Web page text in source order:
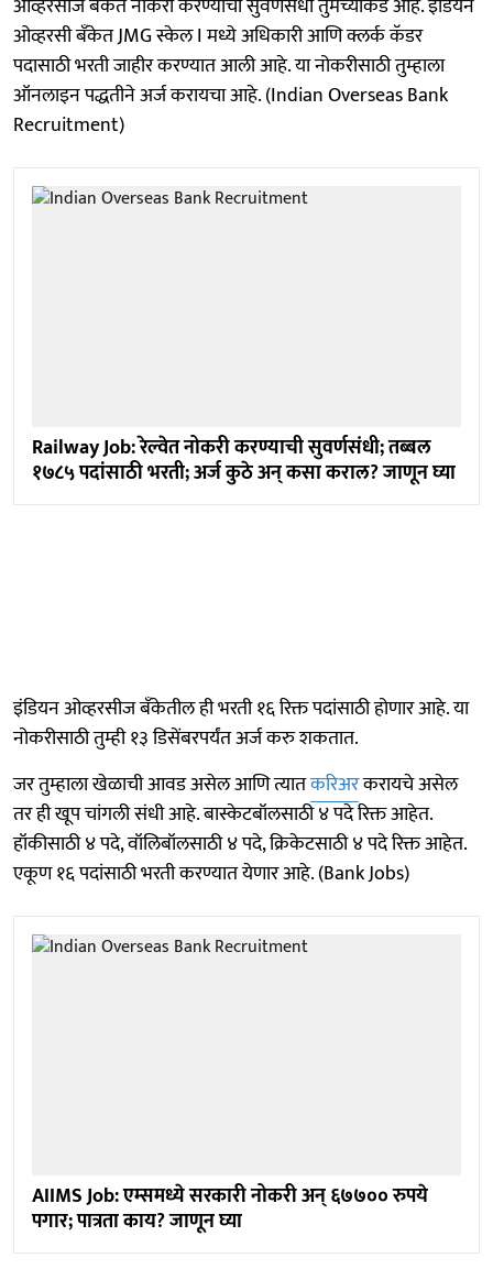
ओव्हरसी बँकेत JMG स्केल I मध्ये अधिकारी आणि क्लर्क कॅडर
पदासाठी भरती जाहीर करण्यात आली आहे. या नोकरीसाठी तुम्हाला
ऑनलाइन पद्धतीने अर्ज करायचा आहे. (Indian Overseas Bank
Recruitment)
Railway Job: रेल्वेत नोकरी करण्याची सुवर्णसंधी; तब्बल
१७८५ पदांसाठी भरती; अर्ज कुठे अन् कसा कराल? जाणून घ्या
इंडियन ओव्हरसीज बँकेतील ही भरती १६ रिक्त पदांसाठी होणार आहे. या
नोकरीसाठी तुम्ही १३ डिसेंबरपर्यंत अर्ज करु शकतात.
जर तुम्हाला खेळाची आवड असेल आणि त्यातकरिअरकरायचे असेल
तर ही खूप चांगली संधी आहे. बास्केटबॉलसाठी ४ पदे रिक्त आहेत.
हॉकीसाठी ४ पदे, वॉलिबॉलसाठी ४ पदे, क्रिकेटसाठी ४ पदे रिक्त आहेत.
एकूण १६ पदांसाठी भरती करण्यात येणार आहे. (Bank Jobs)
AIIMS Job: एम्समध्ये सरकारी नोकरी अन् ६७७०० रुपये
पगार; पात्रता काय? जाणून घ्या